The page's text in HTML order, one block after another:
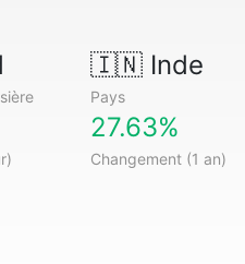
🇮🇳Inde
Pays
27.63%
Changement (1 an)